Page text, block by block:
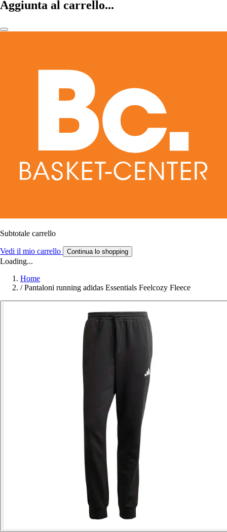
Aggiunta al carrello...
Subtotale carrello
Vedi il mio carrello Continua lo shopping
Loading...
Home
/ Pantaloni running adidas Essentials Feelcozy Fleece